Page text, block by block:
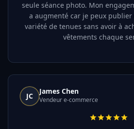
seule séance photo. Mon
a augmenté car je peux
variété de tenues sans avoir à
vêtements chaque
JC
James Chen
Vendeur e-commerce